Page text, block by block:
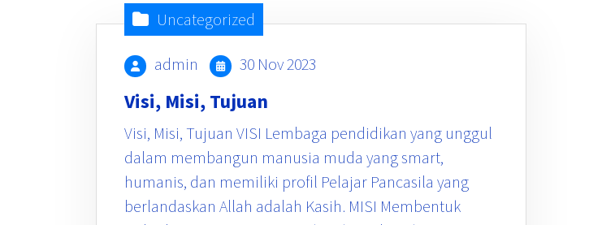
Uncategorized
admin 30 Nov 2023
Visi, Misi, Tujuan
Visi, Misi, Tujuan VISI Lembaga pendidikan yang unggul
dalam membangun manusia muda yang smart,
humanis, dan memiliki profil Pelajar Pancasila yang
berlandaskan Allah adalah Kasih. MISI Membentuk